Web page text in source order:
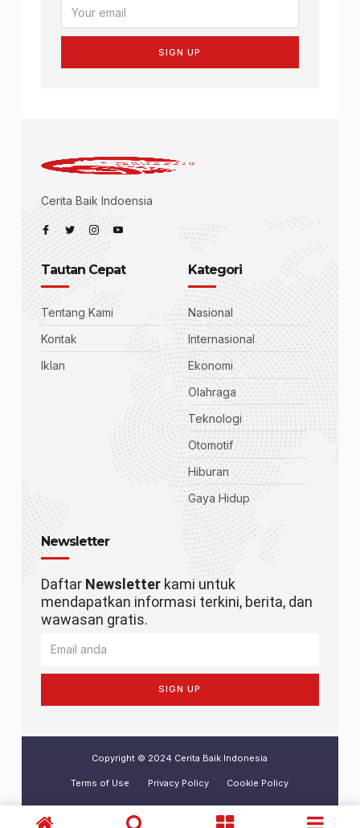
SIGN UP
Cerita Baik Indoensia
Tautan Cepat
Tentang Kami
Kontak
Iklan
Kategori
Nasional
Internasional
Ekonomi
Olahraga
Teknologi
Otomotif
Hiburan
Gaya Hidup
Newsletter
Daftar Newsletterkami untuk
mendapatkan informasi terkini, berita, dan
wawasan gratis.
SIGN UP
Copyright © 2024 Cerita Baik Indonesia
Terms of Use Privacy Policy Cookie Policy